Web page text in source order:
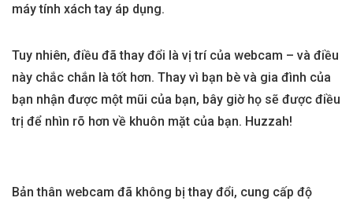
máy tính xách tay áp dụng.
Tuy nhiên, điều đã thay đổi là vị trí của webcam – và điều
này chắc chắn là tốt hơn. Thay vì bạn bè và gia đình của
bạn nhận được một mũi của bạn, bây giờ họ sẽ được điều
trị để nhìn rõ hơn về khuôn mặt của bạn. Huzzah!
Bản thân webcam đã không bị thay đổi, cung cấp độ